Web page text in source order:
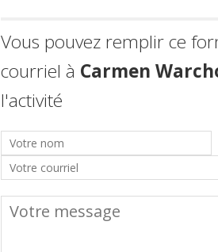
Vous pouvez remplir ce
courriel à Carmen
l'activité